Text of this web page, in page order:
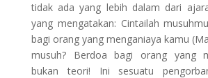
tidak ada yang lebih dalam dari
yang mengatakan: Cintailah
bagi orang yang menganiaya kamu
musuh? Berdoa bagi orang yang
bukan teori! Ini sesuatu